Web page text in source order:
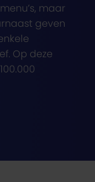
maar
geven
Op deze